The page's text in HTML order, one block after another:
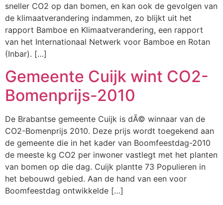
sneller CO2 op dan bomen, en kan ook de gevolgen van
de klimaatverandering indammen, zo blijkt uit het
rapport Bamboe en Klimaatverandering, een rapport
van het Internationaal Netwerk voor Bamboe en Rotan
(Inbar). […]
Gemeente Cuijk wint CO2-
Bomenprijs-2010
De Brabantse gemeente Cuijk is dÃ© winnaar van de
CO2-Bomenprijs 2010. Deze prijs wordt toegekend aan
de gemeente die in het kader van Boomfeestdag-2010
de meeste kg CO2 per inwoner vastlegt met het planten
van bomen op die dag. Cuijk plantte 73 Populieren in
het bebouwd gebied. Aan de hand van een voor
Boomfeestdag ontwikkelde […]